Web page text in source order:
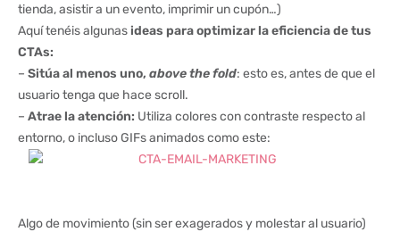
tienda, asistir a un evento, imprimir un cupón…)
Aquí tenéis algunas ideas para optimizar la eficiencia de tus
CTAs:
– Sitúa al menos uno, above the fold: esto es, antes de que el
usuario tenga que hace scroll.
– Atrae la atención: Utiliza colores con contraste respecto al
entorno, o incluso GIFs animados como este:
Algo de movimiento (sin ser exagerados y molestar al usuario)